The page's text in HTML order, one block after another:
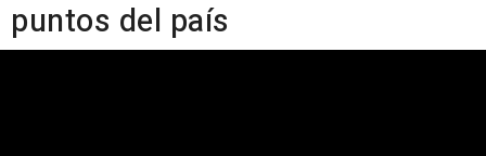
puntos del país